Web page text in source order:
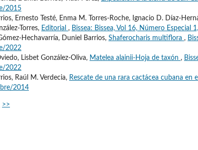
2015
Ernesto Testé, Enma M. Torres-Roche, Ignacio D. Díaz-
Torres, Editorial , Bissea: Bissea, Vol 16, Número Especial
Hechavarría, Duniel Barrios, Shaferocharis multiflora ,
2022
Lisbet González-Oliva, Matelea alainii-Hoja de taxón ,
2022
Raúl M. Verdecia, Rescate de una rara cactácea cubana en
2014
>>